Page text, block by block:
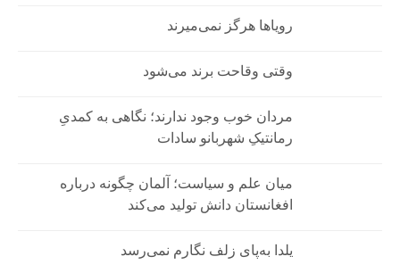
رویاها هرگز نمی‌میرند
وقتی وقاحت برند می‌شود
مردان خوب وجود ندارند؛ نگاهی به کمدیِ
رمانتیکِ شهربانو سادات
میان علم و سیاست؛ آلمان چگونه درباره
افغانستان دانش تولید می‌کند
یلدا به‌پای زلف نگارم نمی‌رسد